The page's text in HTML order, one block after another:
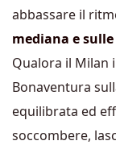
abbassare il
mediana e
Qualora il Milan
Bonaventura
equilibrata ed
soccombere,